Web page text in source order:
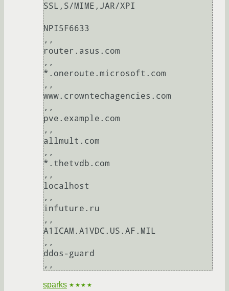
SSL,S/MIME,JAR/XPI
NPI5F6633
,,
router.asus.com
,,
*.oneroute.microsoft.com
,,
www.crowntechagencies.com
,,
pve.example.com
,,
allmult.com
,,
*.thetvdb.com
,,
localhost
,,
infuture.ru
,,
A1ICAM.A1VDC.US.AF.MIL
,,
ddos-guard
sparks ★★★★